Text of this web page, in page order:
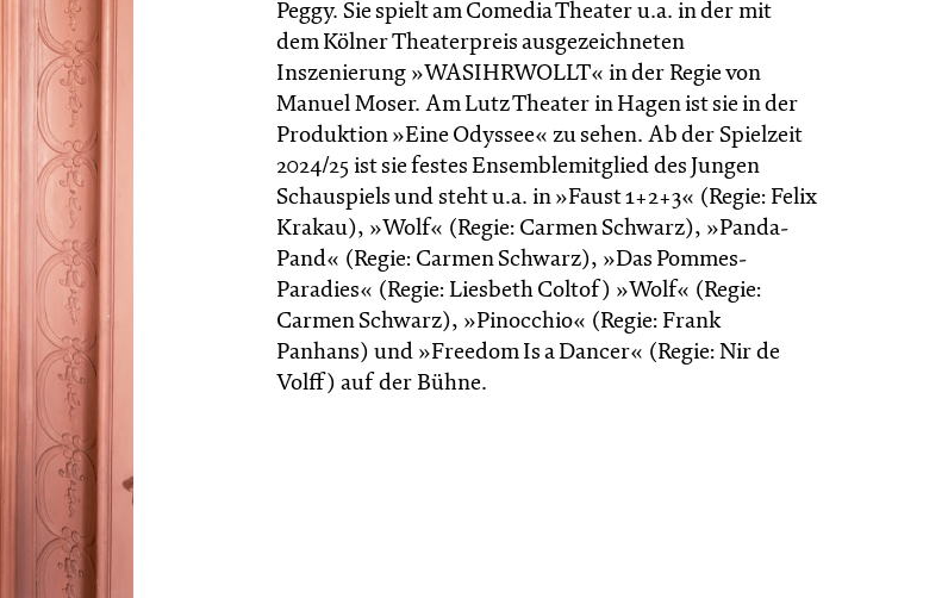
Peggy. Sie spielt am Comedia Theater u.a. in der mit
dem Kölner Theaterpreis ausgezeichneten
Inszenierung »WASIHRWOLLT« in der Regie von
Manuel Moser. Am Lutz Theater in Hagen ist sie in der
Produktion »Eine Odyssee« zu sehen. Ab der Spielzeit
2024/25 ist sie festes Ensemblemitglied des Jungen
Schauspiels und steht u.a. in »Faust 1+2+3« (Regie: Felix
Krakau), »Wolf« (Regie: Carmen Schwarz), »Panda-
Pand« (Regie: Carmen Schwarz), »Das Pommes-
Paradies« (Regie: Liesbeth Coltof) »Wolf« (Regie:
Carmen Schwarz), »Pinocchio« (Regie: Frank
Panhans) und »Freedom Is a Dancer« (Regie: Nir de
Volff) auf der Bühne.